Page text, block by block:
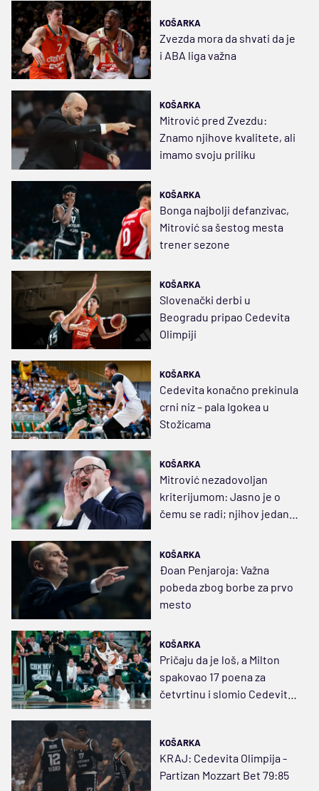
KOŠARKA
Zvezda mora da shvati da je
i ABA liga važna
KOŠARKA
Mitrović pred Zvezdu:
Znamo njihove kvalitete, ali
imamo svoju priliku
KOŠARKA
Bonga najbolji defanzivac,
Mitrović sa šestog mesta
trener sezone
KOŠARKA
Slovenački derbi u
Beogradu pripao Cedevita
Olimpiji
KOŠARKA
Cedevita konačno prekinula
crni niz – pala Igokea u
Stožicama
KOŠARKA
Mitrović nezadovoljan
kriterijumom: Jasno je o
čemu se radi; njihov jedan
KOŠARKA
Đoan Penjaroja: Važna
pobeda zbog borbe za prvo
mesto
KOŠARKA
Pričaju da je loš, a Milton
spakovao 17 poena za
četvrtinu i slomio Cedevita
KOŠARKA
KRAJ: Cedevita Olimpija -
Partizan Mozzart Bet 79:85